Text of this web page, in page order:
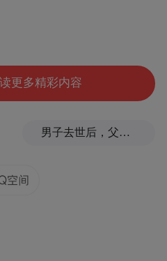
0.47的崂山区表现同
也可圈可点。跟三季
更多精彩内容
男子去世后，父母要求对孙子进行亲子鉴定，儿媳拒绝